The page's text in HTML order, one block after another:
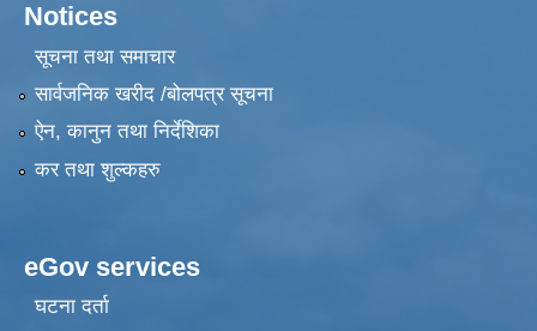
Notices
सूचना तथा समाचार
सार्वजनिक खरीद /बोलपत्र सूचना
ऐन, कानुन तथा निर्देशिका
कर तथा शुल्कहरु
eGov services
घटना दर्ता